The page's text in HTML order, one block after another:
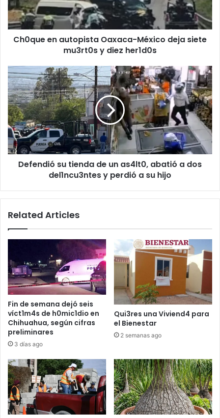
siete
mu3rt0s
y
diez
Ch0que en autopista Oaxaca-México deja siete
mu3rt0s y diez her1d0s
Defendió
su
tienda
de
un
as4lt0,
abatió
a
dos
del1ncu3ntes
hijo
Defendió su tienda de un as4lt0, abatió a dos
del1ncu3ntes y perdió a su hijo
Related Articles
Fin de semana dejó seis
víct1m4s de h0mic1dio en
Chihuahua, según cifras
preliminares
3 días ago
Qui3res una Viviend4 para
el Bienestar
2 semanas ago